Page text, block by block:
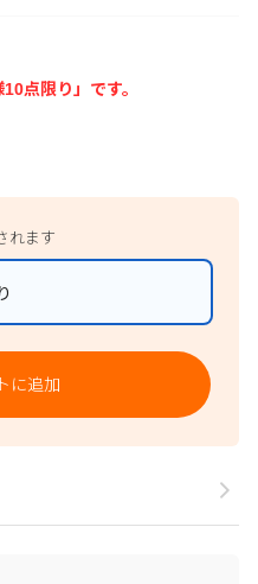
点限り」です。
れます
に追加